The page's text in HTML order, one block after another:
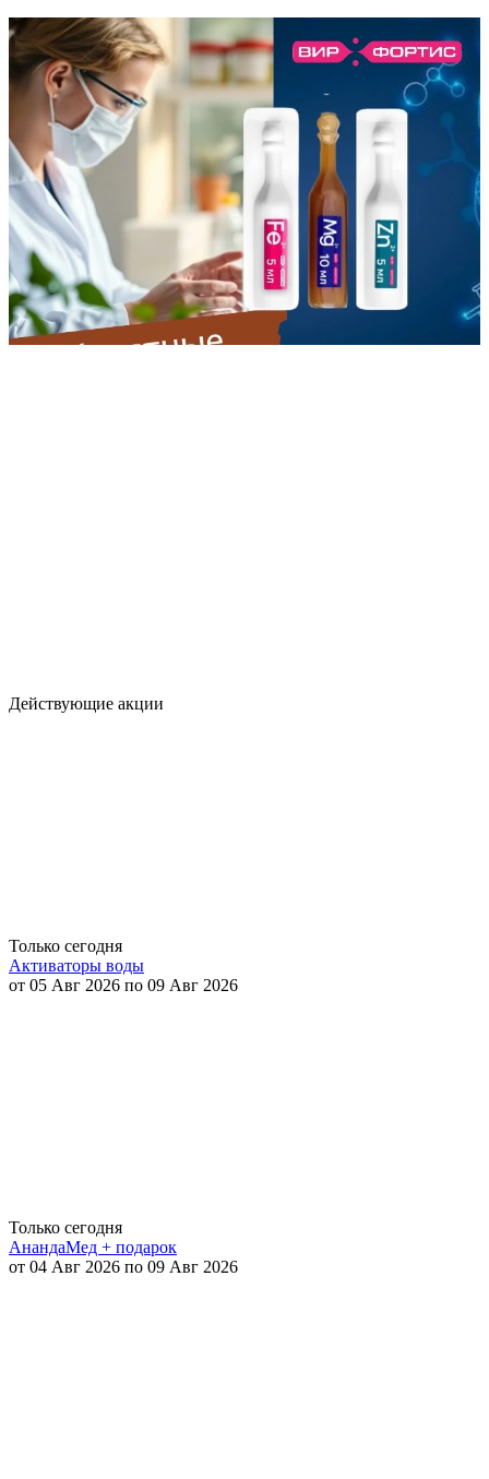
Действующие акции
Только сегодня
Активаторы воды
от 05 Авг 2026 по 09 Авг 2026
Только сегодня
АнандаМед + подарок
от 04 Авг 2026 по 09 Авг 2026